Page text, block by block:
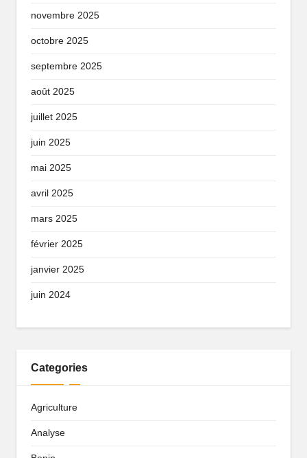
novembre 2025
octobre 2025
septembre 2025
août 2025
juillet 2025
juin 2025
mai 2025
avril 2025
mars 2025
février 2025
janvier 2025
juin 2024
Categories
Agriculture
Analyse